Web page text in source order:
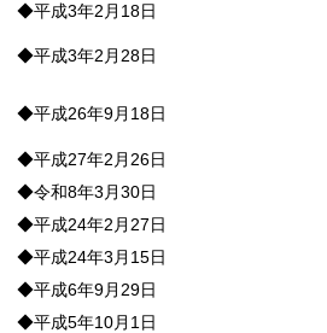
◆平成3年2月18日
◆平成3年2月28日
◆平成26年9月18日
◆平成27年2月26日
◆令和8年3月30日
◆平成24年2月27日
◆平成24年3月15日
◆平成6年9月29日
◆平成5年10月1日